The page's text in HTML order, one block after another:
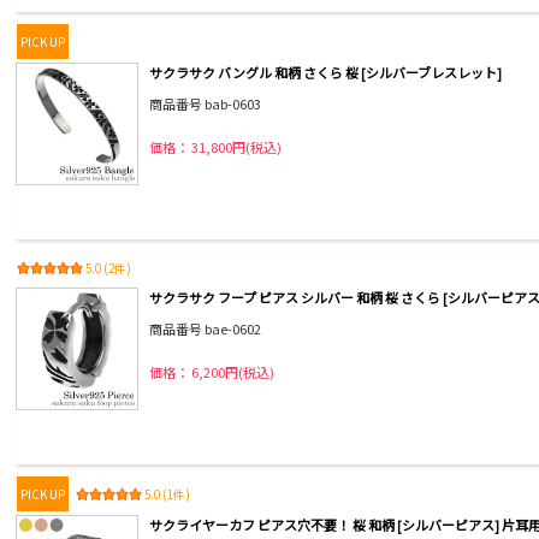
PICK UP
サクラサク バングル 和柄 さくら 桜 [シルバーブレスレット]
商品番号 bab-0603
価格： 31,800円(税込)
5.0 (2件)
サクラサク フープ ピアス シルバー 和柄 桜 さくら [シルバーピア
商品番号 bae-0602
価格： 6,200円(税込)
PICK UP 5.0 (1件)
サクライヤーカフ ピアス穴不要！ 桜 和柄 [シルバーピアス] 片耳